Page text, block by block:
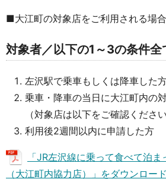
■大江町の対象店をご利用される場合
対象者／以下の1～3の条件全
左沢駅で乗車もしくは降車した
乗車・降車の当日に大江町内の
（対象店は以下をご確認ください
利用後2週間以内に申請した方
「JR左沢線に乗って食べて泊
（大江町内協力店）」をダウンロー